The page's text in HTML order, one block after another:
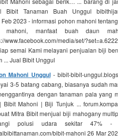
Tanaman Buah Unggul
2023 - informasi pohon mahoni
mahoni, manfaat buah daun
www.facebook.com/media/set/
semai Kami melayani penjualan biji
... Jual Bibit Unggul
Mahoni Unggul- bibit-bibit-
3-5 batang cabang, biasanya sudah
dengan tanaman pala yang
Bibit Mahoni | Biji Tunjuk ...
Mitra Bibit menjual biji mahogany
polusi udara sekitar
bibit-mahoni 26 Mar